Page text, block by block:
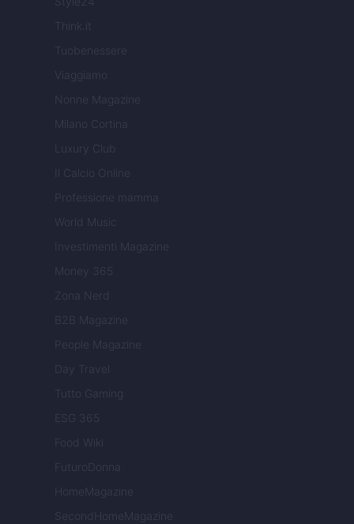
Think.it
Tuobenessere
Viaggiamo
Nonne Magazine
Milano Cortina
Luxury Club
Il Calcio Online
Professione mamma
World Music
Investimenti Magazine
Money 365
Zona Nerd
B2B Magazine
People Magazine
Day Travel
Tutto Gaming
ESG 365
Food Wiki
FuturoDonna
HomeMagazine
SecondHomeMagazine